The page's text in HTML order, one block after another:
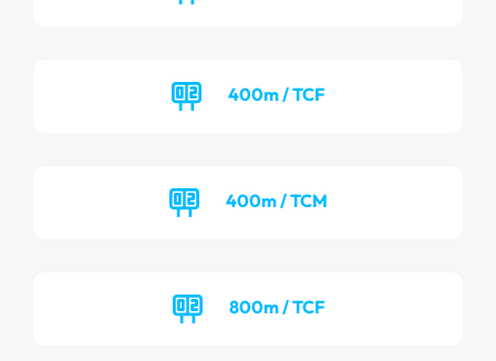
400m / TCF
400m / TCM
800m / TCF